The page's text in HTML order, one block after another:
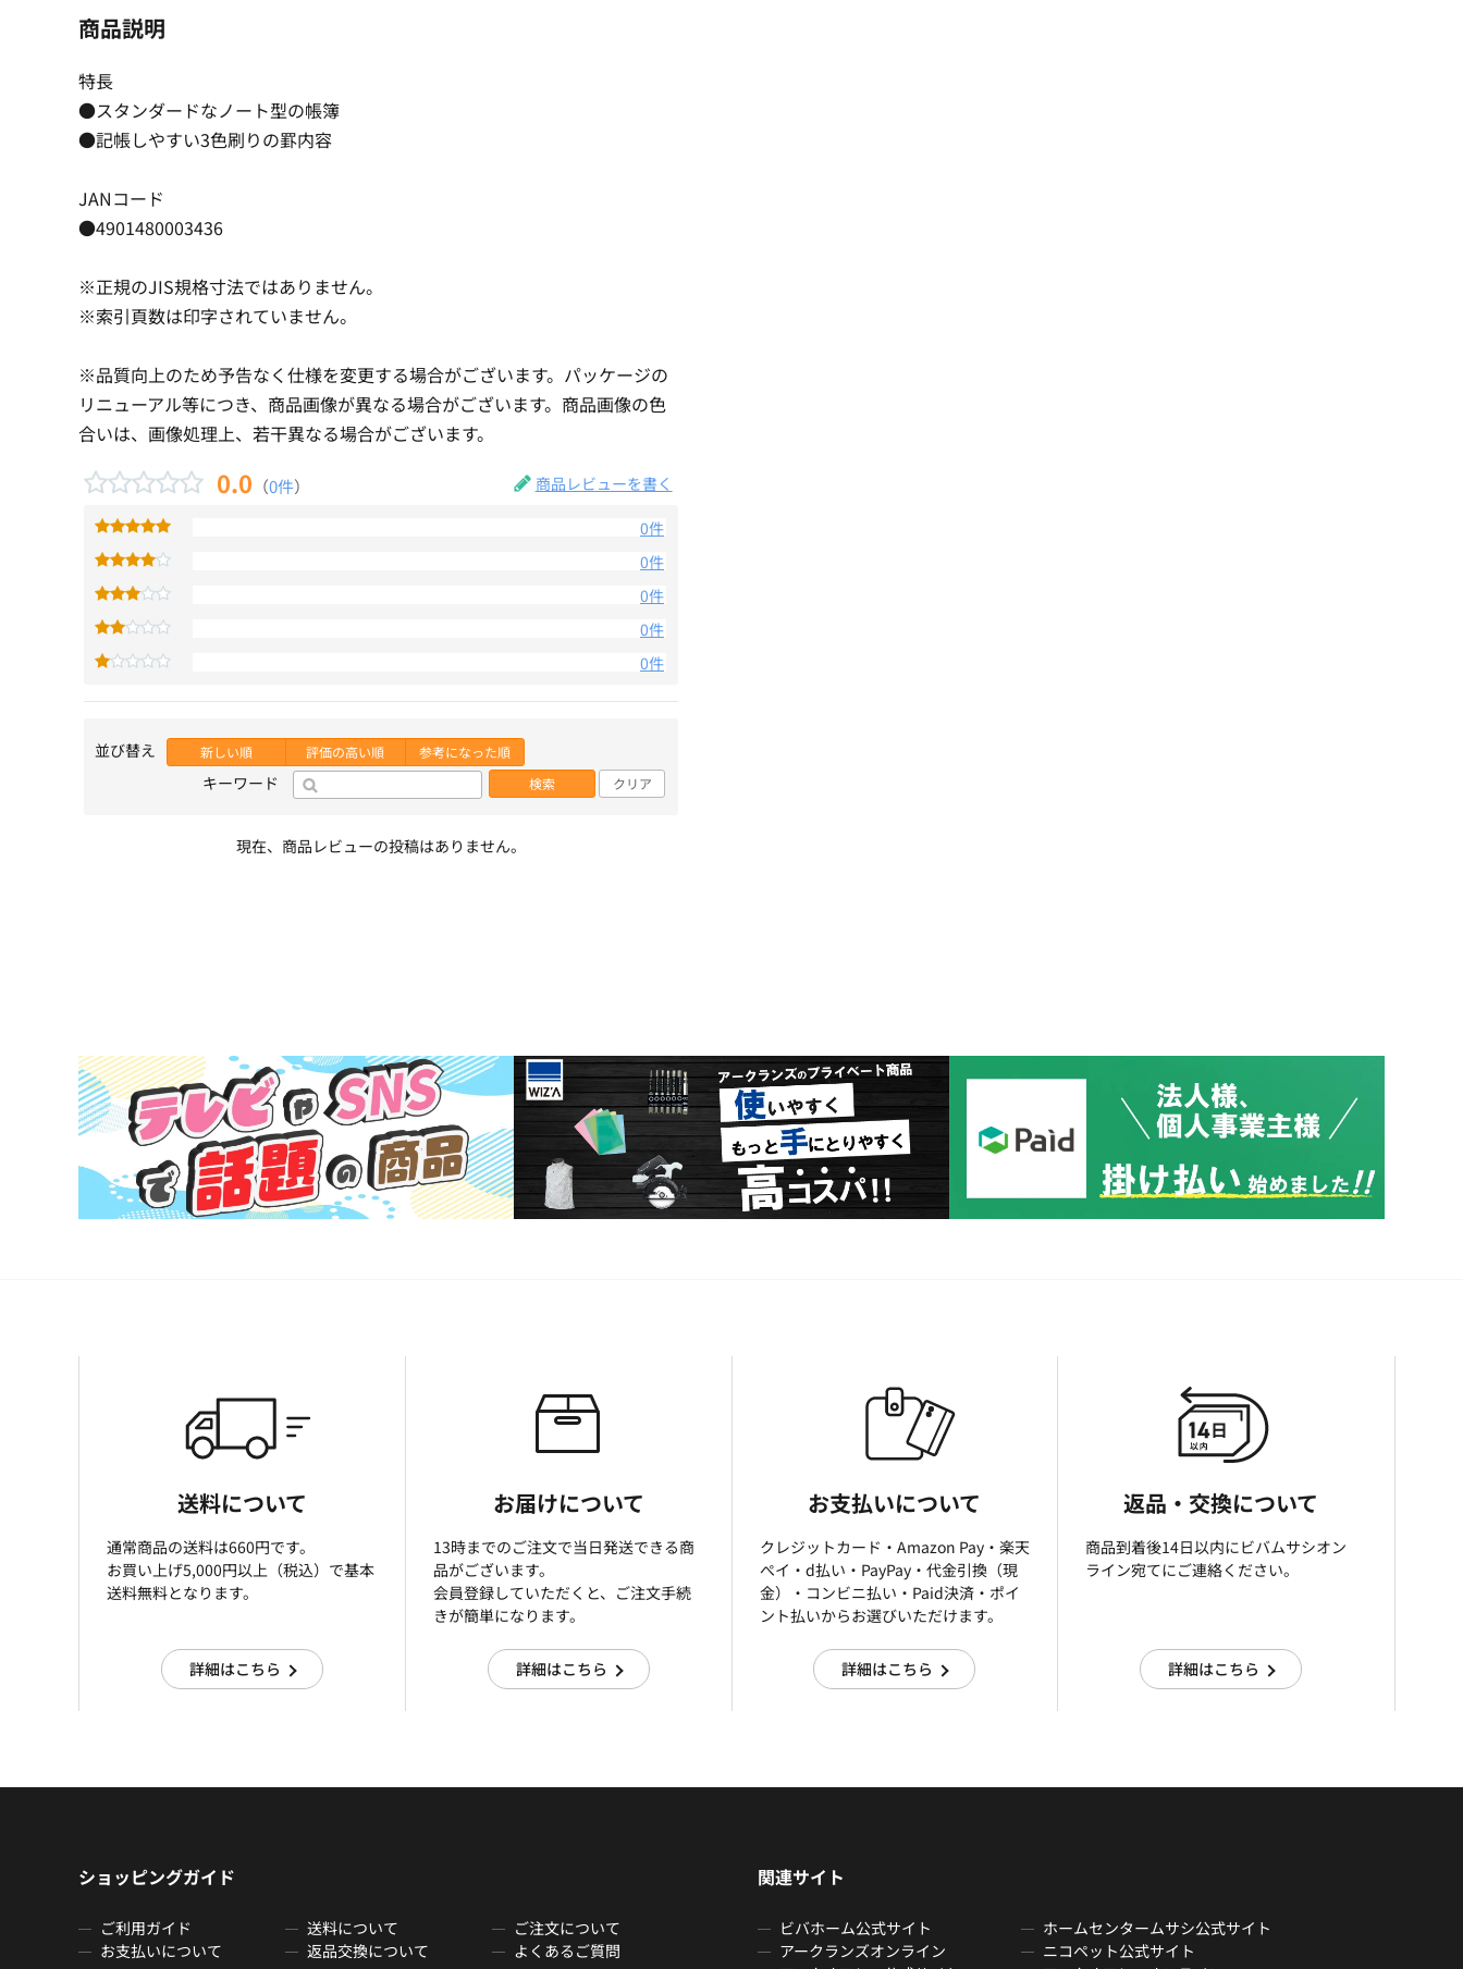
商品説明
特長
●スタンダードなノート型の帳簿
●記帳しやすい3色刷りの罫内容
JANコード
●4901480003436
※正規のJIS規格寸法ではありません。
※索引頁数は印字されていません。
※品質向上のため予告なく仕様を変更する場合がございます。パッケージの
リニューアル等につき、商品画像が異なる場合がございます。商品画像の色
合いは、画像処理上、若干異なる場合がございます。
0.0 （0件） 商品レビューを書く
0件
0件
0件
0件
0件
並び替え 新しい順 評価の高い順 参考になった順
キーワード 検索 クリア
現在、商品レビューの投稿はありません。
送料について
通常商品の送料は660円です。
お買い上げ5,000円以上（税込）で基本
送料無料となります。
詳細はこちら
お届けについて
13時までのご注文で当日発送できる商
品がございます。
会員登録していただくと、ご注文手続
きが簡単になります。
詳細はこちら
お支払いについて
クレジットカード・Amazon Pay・楽天
ぺイ・d払い・PayPay・代金引換（現
金）・コンビニ払い・Paid決済・ポイ
ント払いからお選びいただけます。
詳細はこちら
返品・交換について
商品到着後14日以内にビバムサシオン
ライン宛てにご連絡ください。
詳細はこちら
ショッピングガイド
ご利用ガイド 送料について
ご注文について
お支払いについて
返品交換について よくあるご質問
関連サイト
ビバホーム公式サイト
ホームセンタームサシ公式サイト
アークランズオンライン
ニコペット公式サイト